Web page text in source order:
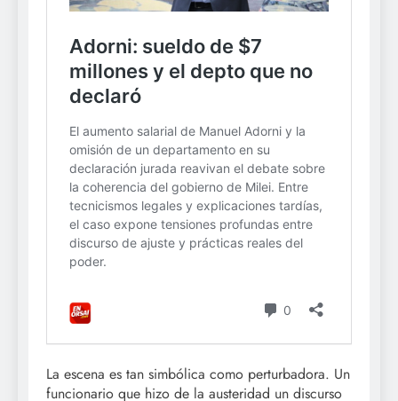
La escena es tan simbólica como perturbadora. Un
funcionario que hizo de la austeridad un discurso